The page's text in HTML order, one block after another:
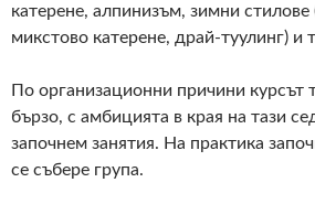
катерене, алпинизъм, зимни стилове
микстово катерене, драй-туулинг) и
По организационни причини курсът
бързо, с амбицията в края на тази
започнем занятия. На практика
се събере група.